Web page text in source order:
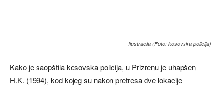
Ilustracija (Foto: kosovska policija)
Kako je saopštila kosovska policija, u Prizrenu je uhapšen
H.K. (1994), kod kojeg su nakon pretresa dve lokacije